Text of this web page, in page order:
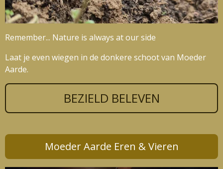
Remember... Nature is always at our side
Laat je even wiegen in de donkere schoot van Moeder
Aarde.
BEZIELD BELEVEN
Moeder Aarde Eren & Vieren